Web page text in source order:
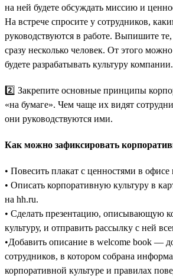
на ней будете обсуждать миссию и
На встрече спросите у сотрудников,
руководствуются в работе. Выпишите
сразу несколько человек. От этого можно
будете разрабатывать культуру компании.
2️⃣ Закрепите основные принципы
«на бумаге». Чем чаще их видят
они руководствуются ими.
Как можно зафиксировать
• Повесить плакат с ценностями в
• Описать корпоративную культуру в
на hh.ru.
• Сделать презентацию, описывающую
культуру, и отправить рассылку с ней
•Добавить описание в welcome book —
сотрудников, в котором собрана
корпоративной культуре и правилах